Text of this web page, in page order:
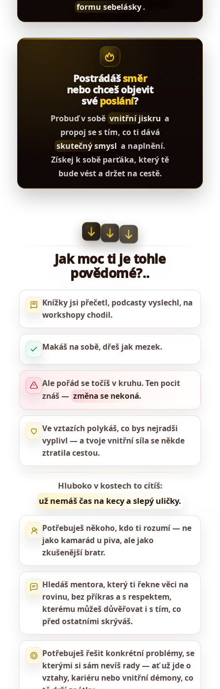
formu sebelásky .
Postrádášsměr
nebo chceš objevit
svéposlání?
Probuď v sobě vnitřní jiskru a
propoj se s tím, co ti dává
skutečný smysl a naplnění.
Získej k sobě parťáka, který tě
bude vést a držet na cestě.
Jak moc ti je tohle
povědomé?..
Knížky jsi přečetl, podcasty vyslechl, na
workshopy chodil.
Makáš na sobě, dřeš jak mezek.
Ale pořád se točíš v kruhu. Ten pocit
znáš — změna se nekoná.
Ve vztazích polykáš, co bys nejradši
vyplivl — a tvoje vnitřní síla se někde
ztratila cestou.
Hluboko v kostech to cítíš:
už nemáš čas na kecy a slepý uličky.
Potřebuješ někoho, kdo ti rozumí — ne
jako kamarád u piva, ale jako
zkušenější bratr.
Hledáš mentora, který ti řekne věci na
rovinu, bez příkras a s respektem,
kterému můžeš důvěřovat i s tím, co
před ostatními skrýváš.
Potřebuješ řešit konkrétní problémy, se
kterými si sám nevíš rady — ať už jde o
vztahy, kariéru nebo vnitřní démony, co